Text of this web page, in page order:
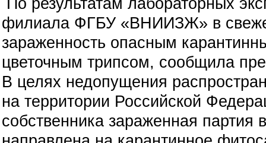
филиала ФГБУ «ВНИИЗЖ» в
зараженность опасным
цветочным трипсом, сообщила
В целях недопущения
на территории Российской
собственника зараженная партия